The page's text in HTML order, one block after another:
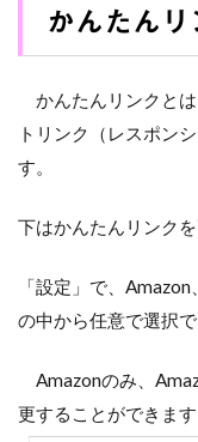
かんたんリ
かんたんリンクと
トリンク（レスポン
す。
下はかんたんリンク
「設定」で、
の中から任意で選択で
Amazonのみ、
更することができます